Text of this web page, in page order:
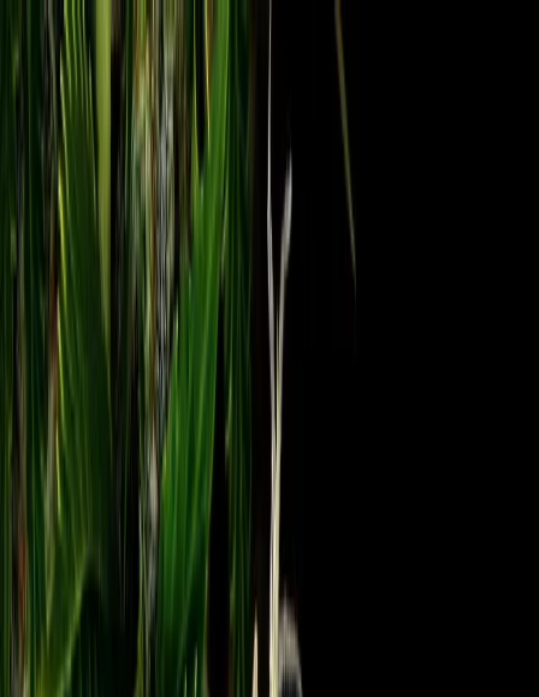
Zum Hauptinhalt springen
Weed.de: Cannabis Medizin, CBD
Ansehen
Tangerine Dream Auto